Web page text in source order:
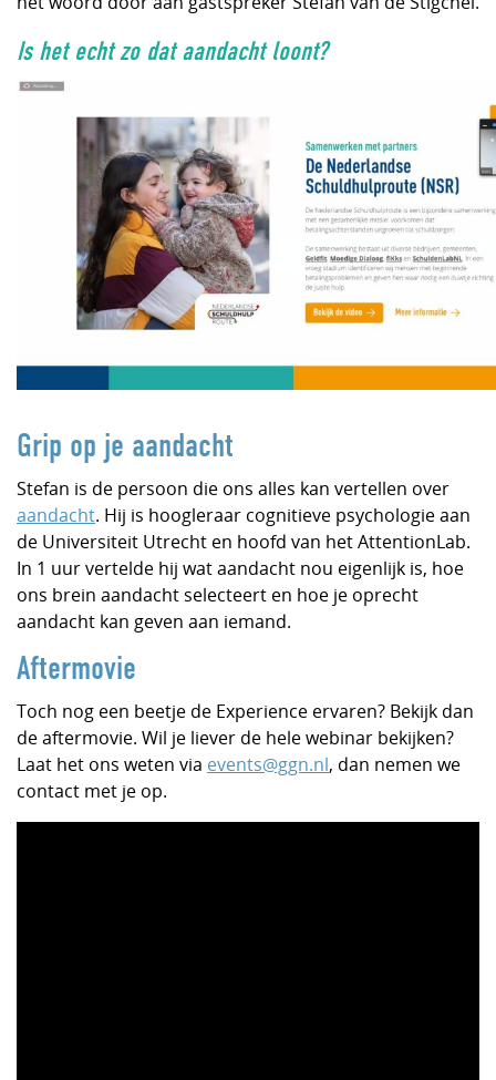
Is het echt zo dat aandacht loont?
Grip op je aandacht
Stefan is de persoon die ons alles kan vertellen over
aandacht. Hij is hoogleraar cognitieve psychologie aan
de Universiteit Utrecht en hoofd van het AttentionLab.
In 1 uur vertelde hij wat aandacht nou eigenlijk is, hoe
ons brein aandacht selecteert en hoe je oprecht
aandacht kan geven aan iemand.
Aftermovie
Toch nog een beetje de Experience ervaren? Bekijk dan
de aftermovie. Wil je liever de hele webinar bekijken?
Laat het ons weten via events@ggn.nl, dan nemen we
contact met je op.